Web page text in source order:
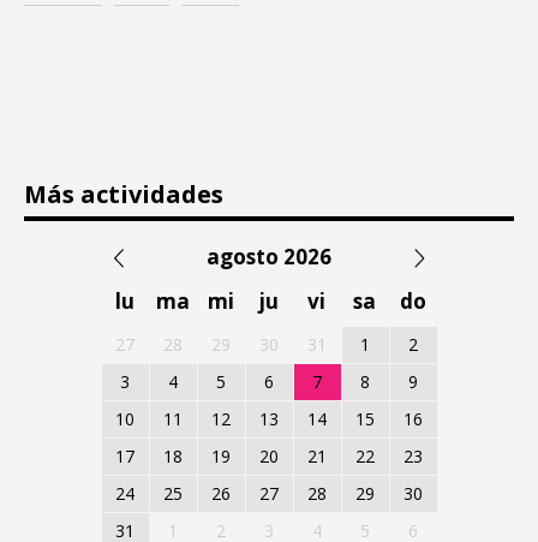
Más actividades
agosto 2026
lu
ma mi ju vi sa do
27 28 29 30 31 1
2
3
4 5 6 7 8
9
10
11 12 13 14 15
16
17
18 19 20 21 22
23
24
25 26 27 28 29
30
31
1 2 3 4 5 6